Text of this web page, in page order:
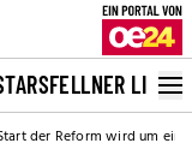
FELLNER LIVE
der Reform wird um ein